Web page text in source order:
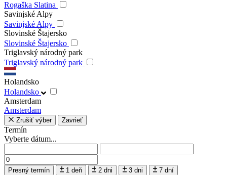
Rogaška Slatina
Savinjské Alpy
Savinjské Alpy
Slovinské Štajersko
Slovinské Štajersko
Triglavský národný park
Triglavský národný park
Holandsko
Holandsko
Amsterdam
Amsterdam
Zrušiť výber Zavrieť
Termín
Vyberte dátum...
Presný termín 1 deň 2 dni 3 dni 7 dní